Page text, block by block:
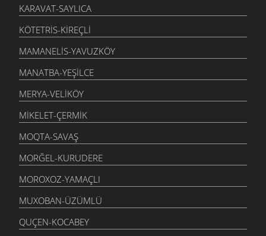
KARAVAT-SAYLICA
KÖTETRIS-KIREÇLI
MAMANELIS-YAVUZKÖY
MANATBA-YEŞILCE
MERYA-VELIKÖY
MIKELET-ÇERMIK
MOQTA-SAVAŞ
MORĞEL-KURUDERE
MOROXOZ-YAMAÇLI
MUXOBAN-ÜZÜMLÜ
QUÇEN-KOCABEY